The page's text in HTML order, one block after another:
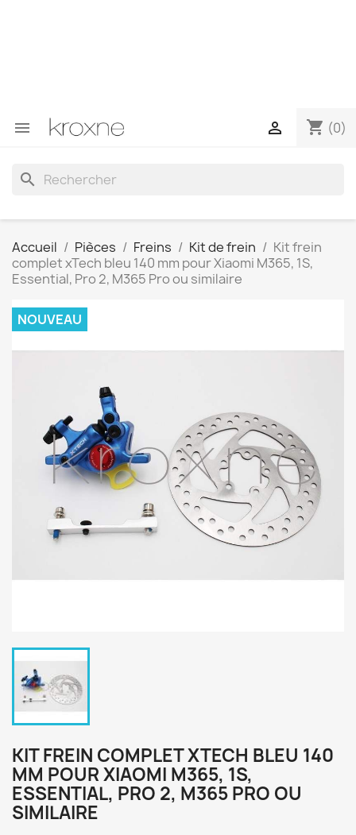
 shopping_cart (0)

search
Accueil Pièces Freins Kit de frein
Kit frein
complet xTech bleu 140 mm pour Xiaomi M365, 1S,
Essential, Pro 2, M365 Pro ou similaire
NOUVEAU
KIT FREIN COMPLET XTECH BLEU 140
MM POUR XIAOMI M365, 1S,
ESSENTIAL, PRO 2, M365 PRO OU
SIMILAIRE